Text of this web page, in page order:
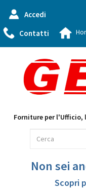
Accedi
Contatti
Forniture per l'Ufficio,
Non sei
Scopri